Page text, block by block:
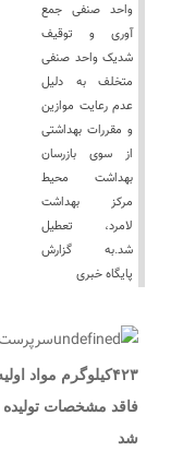
واحد صنفی جمع
آوری و توقیف
شدیک واحد صنفی
متخلف به دلیل
عدم رعایت موازین
و مقررات بهداشتی
از سوی بازرسان
بهداشت محیط
مرکز بهداشت
لامرد، تعطیل
شد.به گزارش
پایگاه خبری
سرپرست
۴۲۳کیلوگرم مواد
فاقد مشخصات
شد